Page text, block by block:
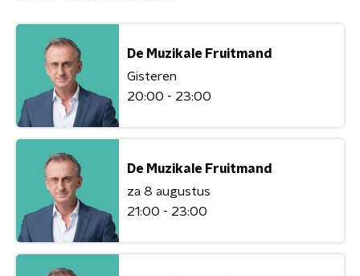
De Muzikale Fruitmand
Gisteren
20:00 - 23:00
De Muzikale Fruitmand
za 8 augustus
21:00 - 23:00